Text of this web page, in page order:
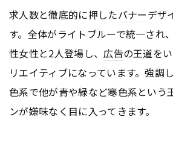
求人数と徹底的に押したバナーデザ
す。全体がライトブルーで統一され
性女性と2人登場し、広告の王道を
リエイティブになっています。強調
色系で他が青や緑など寒色系という
ンが嫌味なく目に入ってきます。